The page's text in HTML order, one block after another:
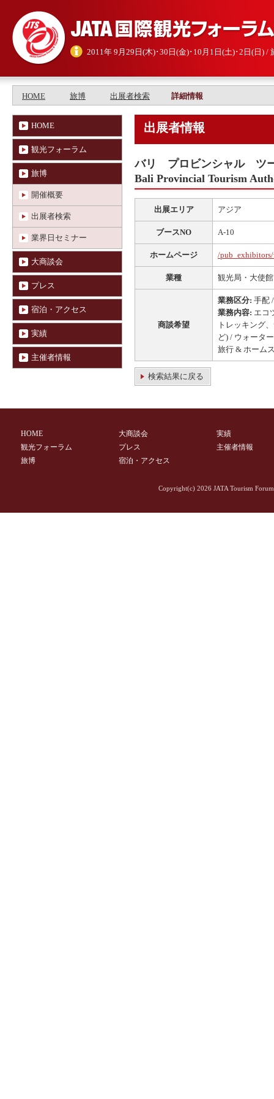
2011年 9月29日(木)･30日(金)･10月1日(土)･2日(日) /
HOME 旅博 出展者検索 詳細情報
HOME
観光フォーラム
旅博
開催概要
出展者検索
業界日セミナー
大商談会
プレス
宿泊・アクセス
実績
主催者情報
出展者情報
バリ プロビンシャル ツ
Bali Provincial Tourism
出展エリア アジア
ブースNO A-10
ホームページ /
業種 観光局・大使
商談希望
業務区分: 手配
業務内容: エコ
トレッキング
ど) / ウォータ
旅行 & ホーム
検索結果に戻る
HOME
観光フォーラム
旅博
大商談会
プレス
宿泊・アクセス
実績
主催者情報
Copyright(c) 2026 JATA Tourism